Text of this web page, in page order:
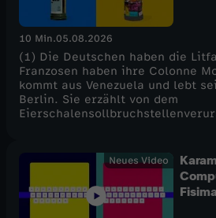
10 Min.05.08.2026
(1) Die Deutschen haben die
Franzosen haben ihre Colonne
kommt aus Venezuela und lebt
Berlin. Sie erzählt von dem
Ritual aus ihrer Heimat
Neues Video